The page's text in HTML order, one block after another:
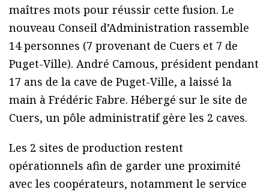
maîtres mots pour réussir cette fusion. Le
nouveau Conseil d’Administration rassemble
14 personnes (7 provenant de Cuers et 7 de
Puget-Ville). André Camous, président pendant
17 ans de la cave de Puget-Ville, a laissé la
main à Frédéric Fabre. Hébergé sur le site de
Cuers, un pôle administratif gère les 2 caves.
Les 2 sites de production restent
opérationnels afin de garder une proximité
avec les coopérateurs, notamment le service